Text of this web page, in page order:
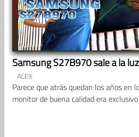
Samsung S27B970 sale a la luz
ALEX
Parece que atrás quedan los años en
monitor de buena calidad era